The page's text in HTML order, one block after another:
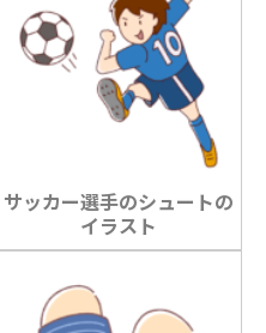
サッカー選手のシュートの
イラスト